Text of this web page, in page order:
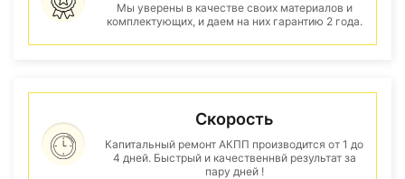
Мы уверены в качестве своих материалов и
комплектующих, и даем на них гарантию 2 года.
Скорость
Капитальный ремонт АКПП производится от 1 до
4 дней. Быстрый и качественнвй результат за
пару дней !